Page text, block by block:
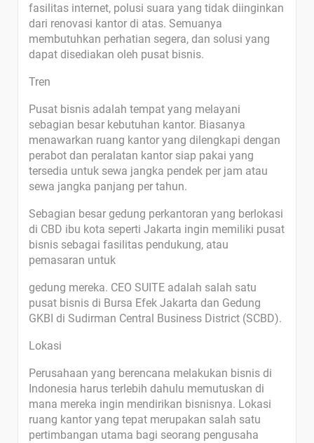
fasilitas internet, polusi suara yang tidak diinginkan
dari renovasi kantor di atas. Semuanya
membutuhkan perhatian segera, dan solusi yang
dapat disediakan oleh pusat bisnis.
Tren
Pusat bisnis adalah tempat yang melayani
sebagian besar kebutuhan kantor. Biasanya
menawarkan ruang kantor yang dilengkapi dengan
perabot dan peralatan kantor siap pakai yang
tersedia untuk sewa jangka pendek per jam atau
sewa jangka panjang per tahun.
Sebagian besar gedung perkantoran yang berlokasi
di CBD ibu kota seperti Jakarta ingin memiliki pusat
bisnis sebagai fasilitas pendukung, atau
pemasaran untuk
gedung mereka. CEO SUITE adalah salah satu
pusat bisnis di Bursa Efek Jakarta dan Gedung
GKBI di Sudirman Central Business District (SCBD).
Lokasi
Perusahaan yang berencana melakukan bisnis di
Indonesia harus terlebih dahulu memutuskan di
mana mereka ingin mendirikan bisnisnya. Lokasi
ruang kantor yang tepat merupakan salah satu
pertimbangan utama bagi seorang pengusaha